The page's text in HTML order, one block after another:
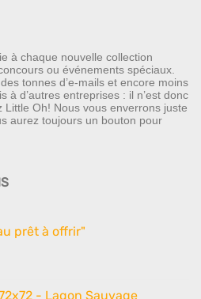
à chaque nouvelle collection
ou événements spéciaux.
tonnes d’e-mails et encore moins
à d’autres entreprises : il n’est donc
Little Oh! Nous vous enverrons juste
aurez toujours un bouton pour
prêt à offrir"
- Lagon Sauvage